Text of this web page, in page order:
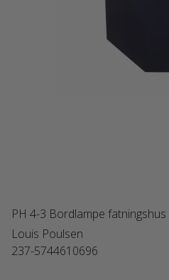
PH 4-3 Bordlampe fatningshus
Louis Poulsen
237-5744610696